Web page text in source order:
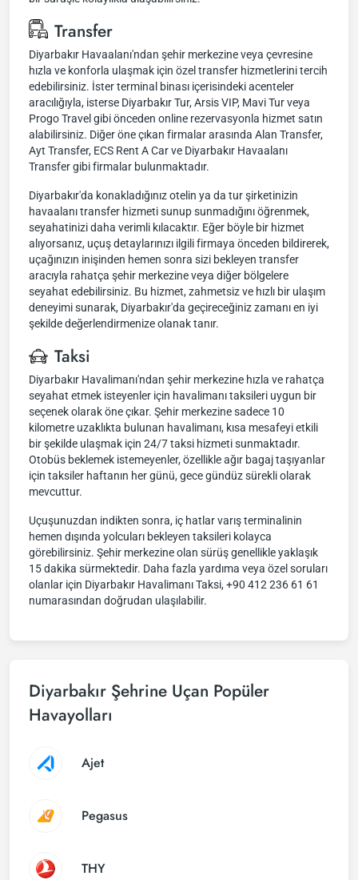
Transfer
Diyarbakır Havaalanı'ndan şehir merkezine veya çevresine
hızla ve konforla ulaşmak için özel transfer hizmetlerini tercih
edebilirsiniz. İster terminal binası içerisindeki acenteler
aracılığıyla, isterse Diyarbakır Tur, Arsis VIP, Mavi Tur veya
Progo Travel gibi önceden online rezervasyonla hizmet satın
alabilirsiniz. Diğer öne çıkan firmalar arasında Alan Transfer,
Ayt Transfer, ECS Rent A Car ve Diyarbakır Havaalanı
Transfer gibi firmalar bulunmaktadır.
Diyarbakır'da konakladığınız otelin ya da tur şirketinizin
havaalanı transfer hizmeti sunup sunmadığını öğrenmek,
seyahatinizi daha verimli kılacaktır. Eğer böyle bir hizmet
alıyorsanız, uçuş detaylarınızı ilgili firmaya önceden bildirerek,
uçağınızın inişinden hemen sonra sizi bekleyen transfer
aracıyla rahatça şehir merkezine veya diğer bölgelere
seyahat edebilirsiniz. Bu hizmet, zahmetsiz ve hızlı bir ulaşım
deneyimi sunarak, Diyarbakır'da geçireceğiniz zamanı en iyi
şekilde değerlendirmenize olanak tanır.
Taksi
Diyarbakır Havalimanı'ndan şehir merkezine hızla ve rahatça
seyahat etmek isteyenler için havalimanı taksileri uygun bir
seçenek olarak öne çıkar. Şehir merkezine sadece 10
kilometre uzaklıkta bulunan havalimanı, kısa mesafeyi etkili
bir şekilde ulaşmak için 24/7 taksi hizmeti sunmaktadır.
Otobüs beklemek istemeyenler, özellikle ağır bagaj taşıyanlar
için taksiler haftanın her günü, gece gündüz sürekli olarak
mevcuttur.
Uçuşunuzdan indikten sonra, iç hatlar varış terminalinin
hemen dışında yolcuları bekleyen taksileri kolayca
görebilirsiniz. Şehir merkezine olan sürüş genellikle yaklaşık
15 dakika sürmektedir. Daha fazla yardıma veya özel soruları
olanlar için Diyarbakır Havalimanı Taksi, +90 412 236 61 61
numarasından doğrudan ulaşılabilir.
Diyarbakır Şehrine Uçan Popüler
Havayolları
Ajet
Pegasus
THY